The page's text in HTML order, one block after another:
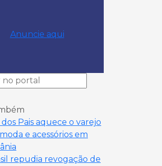
Anuncie aqui
dos Pais aquece o varejo
e acessórios em
repudia revogação de